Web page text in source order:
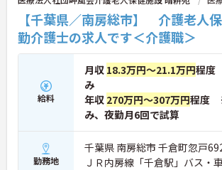
【千葉県／南房総市】 介護老人
勤介護士の求人です＜介護職＞
給料
月収 18.3万円～21.1万円程度
み
年収 270万円～307万円程度
み、夜勤月6回で試算
勤務地
千葉県 南房総市 千倉町忽戸
ＪＲ内房線「千倉駅」バス・